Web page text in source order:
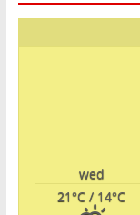
wed
21°C / 14°C